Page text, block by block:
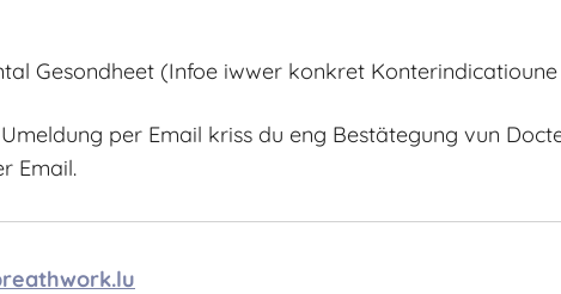
Gesondheet (Infoe iwwer konkret
per Email kriss du eng Bestätegung vun
Email.